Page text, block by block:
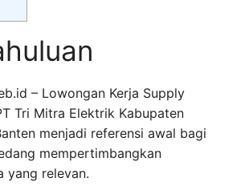
– Lowongan Kerja Supply
Tri Mitra Elektrik Kabupaten
menjadi referensi awal bagi
mempertimbangkan
yang relevan.